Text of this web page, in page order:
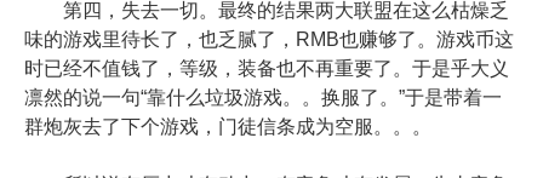
第四，失去一切。最终的结果两大联盟在这么枯燥乏
味的游戏里待长了，也乏腻了，RMB也赚够了。游戏币这
时已经不值钱了，等级，装备也不再重要了。于是乎大义
凛然的说一句“靠什么垃圾游戏。。换服了。”于是带着一
群炮灰去了下个游戏，门徒信条成为空服。。。